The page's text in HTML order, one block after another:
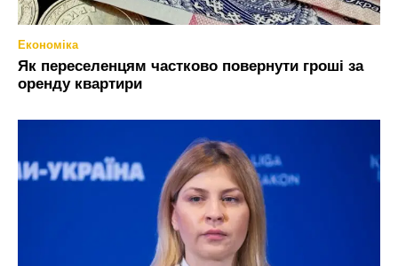
Економіка
Як переселенцям частково повернути гроші за
оренду квартири